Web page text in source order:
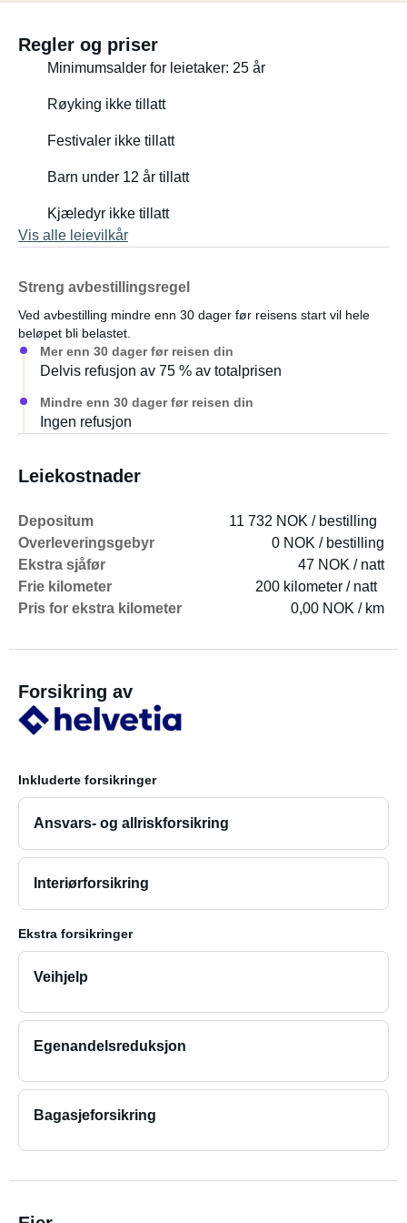
Regler og priser
Minimumsalder for leietaker: 25 år
Røyking ikke tillatt
Festivaler ikke tillatt
Barn under 12 år tillatt
Kjæledyr ikke tillatt
Vis alle leievilkår
Streng avbestillingsregel
Ved avbestilling mindre enn 30 dager før reisens start vil hele
beløpet bli belastet.
Mer enn 30 dager før reisen din
Delvis refusjon av 75 % av totalprisen
Mindre enn 30 dager før reisen din
Ingen refusjon
Leiekostnader
Depositum
11 732 NOK / bestilling
Overleveringsgebyr
0 NOK / bestilling
Ekstra sjåfør
47 NOK / natt
Frie kilometer
200 kilometer / natt
Pris for ekstra kilometer
0,00 NOK / km
Forsikring av
Inkluderte forsikringer
Ansvars- og allriskforsikring
Interiørforsikring
Ekstra forsikringer
Veihjelp
Egenandelsreduksjon
Bagasjeforsikring